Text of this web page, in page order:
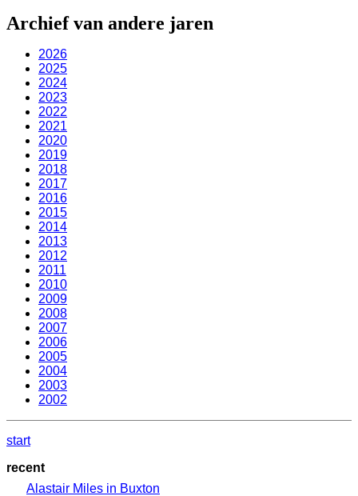
Archief van andere jaren
2026
2025
2024
2023
2022
2021
2020
2019
2018
2017
2016
2015
2014
2013
2012
2011
2010
2009
2008
2007
2006
2005
2004
2003
2002
start
recent
Alastair Miles in Buxton